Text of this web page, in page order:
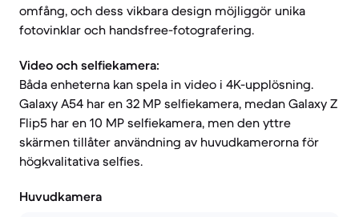
omfång, och dess vikbara design möjliggör unika
fotovinklar och handsfree-fotografering.
Video och selfiekamera:
Båda enheterna kan spela in video i 4K-upplösning.
Galaxy A54 har en 32 MP selfiekamera, medan Galaxy Z
Flip5 har en 10 MP selfiekamera, men den yttre
skärmen tillåter användning av huvudkamerorna för
högkvalitativa selfies.
Huvudkamera